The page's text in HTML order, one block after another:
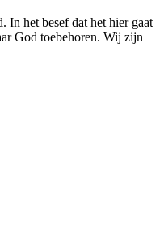
In het besef dat het hier gaat
God toebehoren. Wij zijn